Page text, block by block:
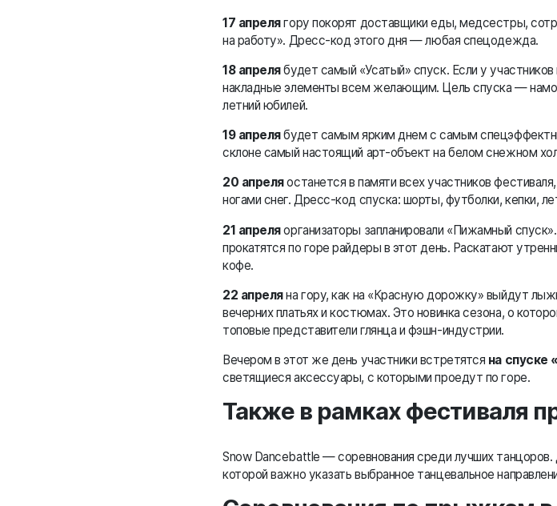
17 апрелягору покорят доставщики еды, медсестры,
на работу». Дресс-код этого дня — любая спецодежда.
18 апрелябудет самый «Усатый» спуск. Если у
накладные элементы всем желающим. Цель спуска —
летний юбилей.
19 апрелябудет самым ярким днем с самым
склоне самый настоящий арт-объект на белом снежном
20 апреляостанется в памяти всех участников
ногами снег. Дресс-код спуска: шорты, футболки, кепки,
21 апреляорганизаторы запланировали «Пижамный
прокатятся по горе райдеры в этот день. Раскатают
кофе.
22 апреляна гору, как на «Красную дорожку» выйдут
вечерних платьях и костюмах. Это новинка сезона, о
топовые представители глянца и фэшн-индустрии.
Вечером в этот же день участники встретятся на спуске
светящиеся аксессуары, с которыми проедут по горе.
Также в рамках фестиваля
Snow Dancebattle — соревнования среди лучших танцоров.
которой важно указать выбранное танцевальное